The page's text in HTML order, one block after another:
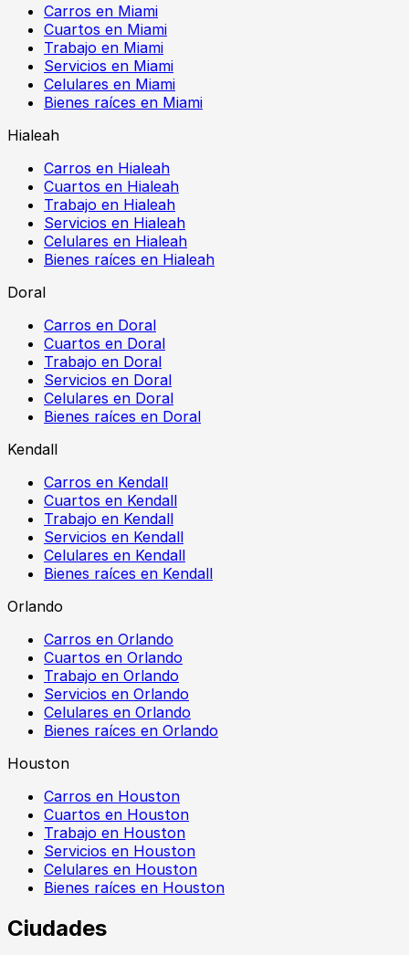
Carros en Miami
Cuartos en Miami
Trabajo en Miami
Servicios en Miami
Celulares en Miami
Bienes raíces en Miami
Hialeah
Carros en Hialeah
Cuartos en Hialeah
Trabajo en Hialeah
Servicios en Hialeah
Celulares en Hialeah
Bienes raíces en Hialeah
Doral
Carros en Doral
Cuartos en Doral
Trabajo en Doral
Servicios en Doral
Celulares en Doral
Bienes raíces en Doral
Kendall
Carros en Kendall
Cuartos en Kendall
Trabajo en Kendall
Servicios en Kendall
Celulares en Kendall
Bienes raíces en Kendall
Orlando
Carros en Orlando
Cuartos en Orlando
Trabajo en Orlando
Servicios en Orlando
Celulares en Orlando
Bienes raíces en Orlando
Houston
Carros en Houston
Cuartos en Houston
Trabajo en Houston
Servicios en Houston
Celulares en Houston
Bienes raíces en Houston
Ciudades